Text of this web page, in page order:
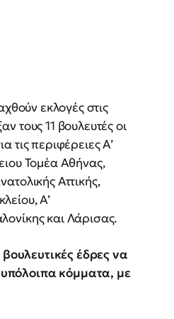
εκλογές στις
τους 11 βουλευτές οι
τις περιφέρειες Α’
Τομέα Αθήνας,
Αττικής,
Α’
και Λάρισας.
βουλευτικές έδρες να
κόμματα, με